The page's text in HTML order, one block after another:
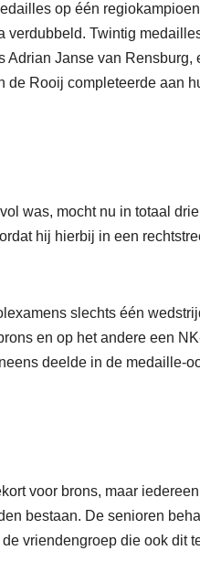
op één
Twintig
Janse van Rensburg,
de Rooij completeerde aan
was, mocht nu in totaal
hij hierbij in een
slechts één
en op het andere een
deelde in de medaille-
voor brons, maar
bestaan. De senioren
vriendengroep die ook dit